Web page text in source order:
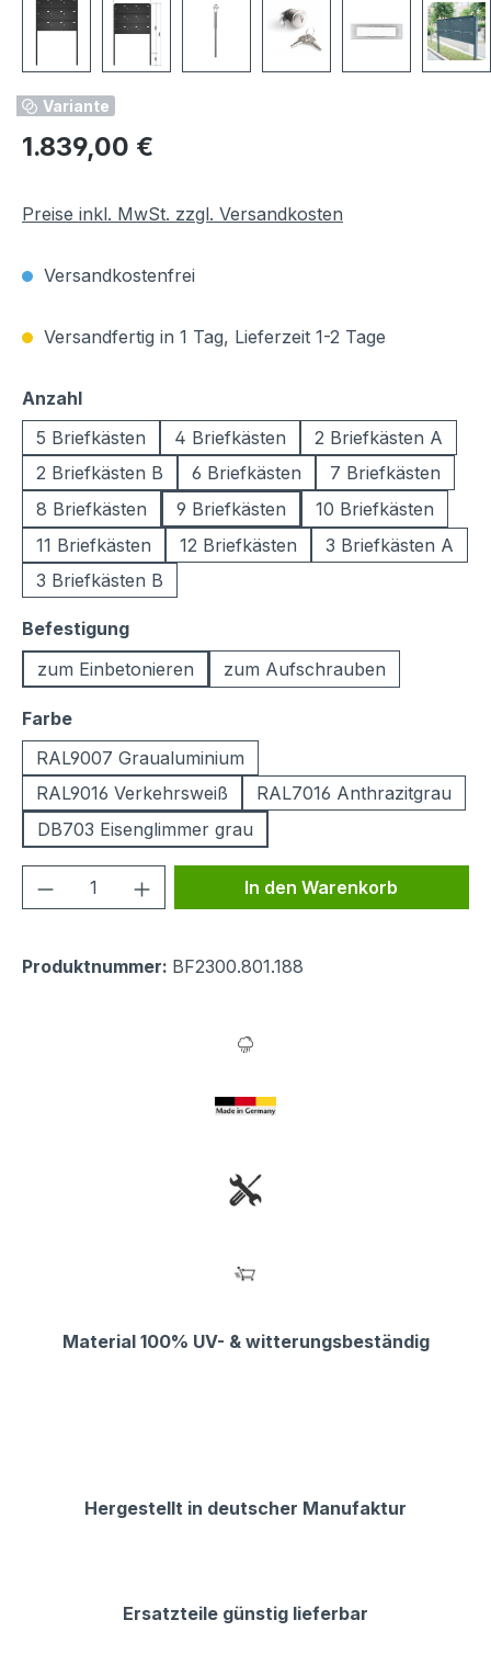
Variante
Regulärer Preis:
1.839,00 €
Preise inkl. MwSt. zzgl. Versandkosten
Versandkostenfrei
Versandfertig in 1 Tag, Lieferzeit 1-2 Tage
Anzahlauswählen
5 Briefkästen
4 Briefkästen
2 Briefkästen A
2 Briefkästen B
6 Briefkästen
7 Briefkästen
8 Briefkästen
9 Briefkästen
10 Briefkästen
11 Briefkästen
12 Briefkästen
3 Briefkästen A
3 Briefkästen B
Befestigungauswählen
zum Einbetonieren
zum Aufschrauben
Farbeauswählen
RAL9007 Graualuminium
RAL9016 Verkehrsweiß
RAL7016 Anthrazitgrau
DB703 Eisenglimmer grau
Produkt Anzahl: Gib denIn den Warenkorb
Produktnummer: BF2300.801.188
Material 100% UV- & witterungsbeständig
Hergestellt in deutscher Manufaktur
Ersatzteile günstig lieferbar